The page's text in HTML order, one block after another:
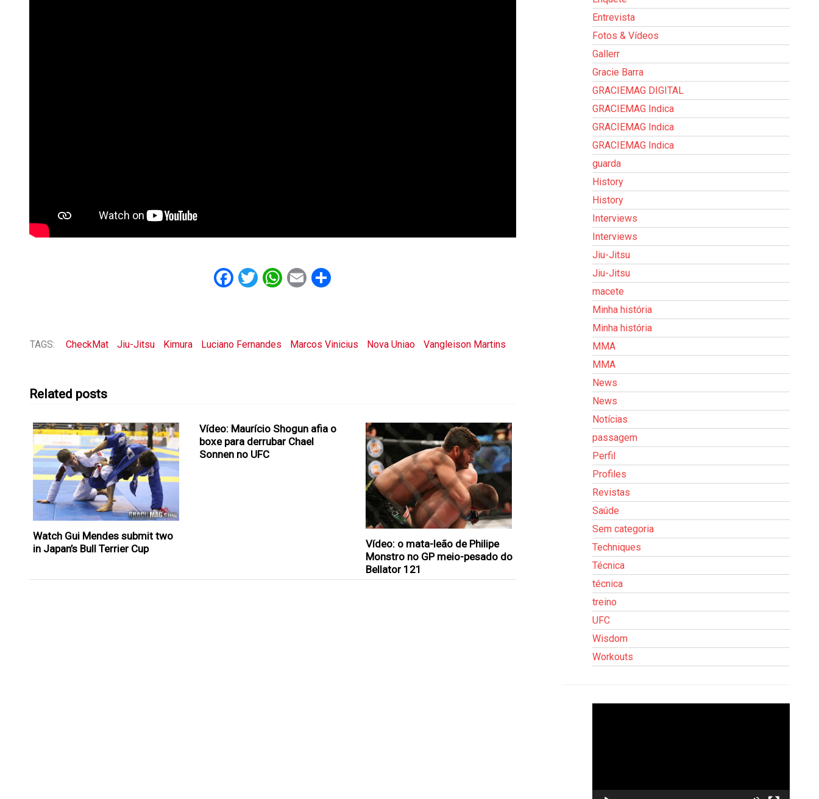
Facebook
Twitter
WhatsApp
Email
TAGS: CheckMat Jiu-Jitsu Kimura Luciano Fernandes Marcos Vinicius Nova Uniao Vangleison Martins
Related posts
Watch Gui Mendes submit two
in Japan’s Bull Terrier Cup
Vídeo: Maurício Shogun afia o
boxe para derrubar Chael
Sonnen no UFC
Vídeo: o mata-leão de Philipe
Monstro no GP meio-pesado do
Bellator 121
Entrevista
Fotos & Vídeos
Gallerr
Gracie Barra
GRACIEMAG DIGITAL
GRACIEMAG Indica
GRACIEMAG Indica
GRACIEMAG Indica
guarda
History
History
Interviews
Interviews
Jiu-Jitsu
Jiu-Jitsu
macete
Minha história
Minha história
MMA
MMA
News
News
Notícias
passagem
Perfil
Profiles
Revistas
Saúde
Sem categoria
Techniques
Técnica
técnica
treino
UFC
Wisdom
Workouts